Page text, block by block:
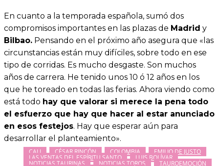
En cuanto a la temporada española, sumó dos
compromisos importantes en las plazas de Madrid y
Bilbao. Pensando en el próximo año asegura que «las
circunstancias están muy difíciles, sobre todo en ese
tipo de corridas. Es mucho desgaste. Son muchos
años de carrera. He tenido unos 10 ó 12 años en los
que he toreado en todas las ferias. Ahora viendo como
está todo hay que valorar si merece la pena todo
el esfuerzo que hay que hacer al estar anunciado
en esos festejos. Hay que esperar aún para
desarrollar el planteamiento».
CALI CÉSAR RINCÓN COLOMBIA EMILIO DE JUSTO
LAS VENTAS DEL ESPÍRITU SANTO LUIS BOLÍVAR
NOTICIAS TAURINAS NOTICIAS TOROS TAUROEMOCIÓN